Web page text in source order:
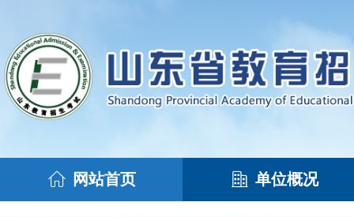
网站首页 单位概况